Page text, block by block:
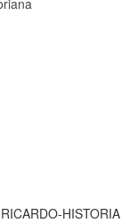
RICARDO-HISTORIA